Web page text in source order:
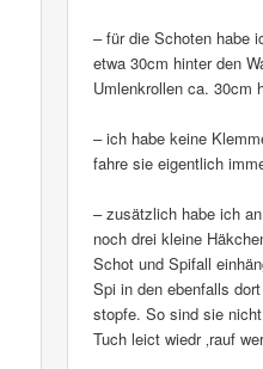
– für die Schoten habe
etwa 30cm hinter den
Umlenkrollen ca. 30cm
– ich habe keine
fahre sie eigentlich
– zusätzlich habe ich
noch drei kleine
Schot und Spifall
Spi in den ebenfalls
stopfe. So sind sie
Tuch leict wiedr ‚rauf